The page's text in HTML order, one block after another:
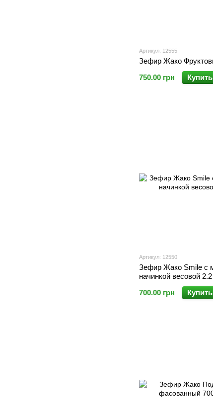
Артикул: 12555
Зефир Жако
750.00 грн
Купить
Артикул: 12550
Зефир Жако Smile с
начинкой весовой 2.2
700.00 грн
Купить